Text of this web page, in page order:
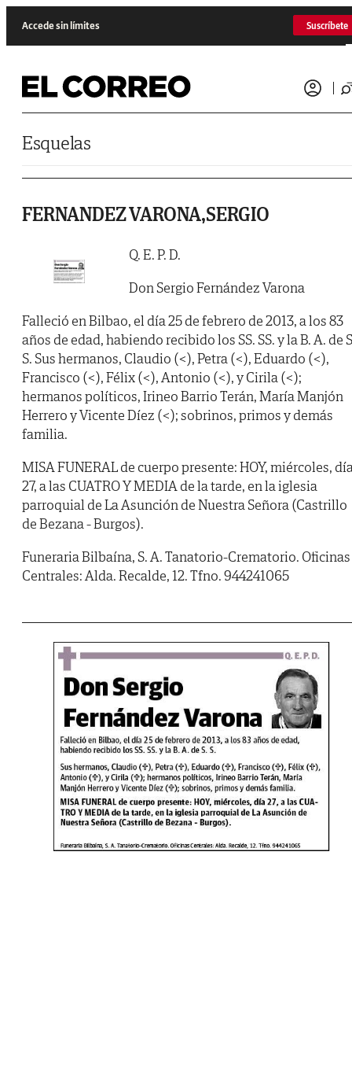
Accede sin límites Suscríbete
Esquelas
FERNANDEZ VARONA,SERGIO
Q. E. P. D.
Don Sergio Fernández Varona
Falleció en Bilbao, el día 25 de febrero de 2013, a los 83
años de edad, habiendo recibido los SS. SS. y la B. A. de
S. Sus hermanos, Claudio (<), Petra (<), Eduardo (<),
Francisco (<), Félix (<), Antonio (<), y Cirila (<);
hermanos políticos, Irineo Barrio Terán, María Manjón
Herrero y Vicente Díez (<); sobrinos, primos y demás
familia.
MISA FUNERAL de cuerpo presente: HOY, miércoles,
27, a las CUATRO Y MEDIA de la tarde, en la iglesia
parroquial de La Asunción de Nuestra Señora (Castrillo
de Bezana - Burgos).
Funeraria Bilbaína, S. A. Tanatorio-Crematorio. Oficinas
Centrales: Alda. Recalde, 12. Tfno. 944241065